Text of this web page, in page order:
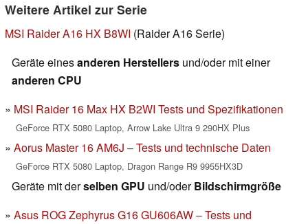
Weitere Artikel zur Serie
MSI Raider A16 HX B8WI (Raider A16 Serie)
Geräte einesanderen Herstellers und/oder mit einer
anderen CPU
MSI Raider 16 Max HX B2WI Tests und Spezifikationen
GeForce RTX 5080 Laptop, Arrow Lake Ultra 9 290HX Plus
Aorus Master 16 AM6J – Tests und technische Daten
GeForce RTX 5080 Laptop, Dragon Range R9 9955HX3D
Geräte mit derselben GPU und/oderBildschirmgröße
Asus ROG Zephyrus G16 GU606AW – Tests und